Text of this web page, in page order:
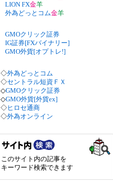
LION FX金羊
外為どっとコム金羊
GMOクリック証券
IG証券[FXバイナリー]
GMO外貨[オプトレ!]
◇外為どっとコム
◇セントラル短資ＦＸ
◇GMOクリック証券
◇GMO外貨[外貨ex]
◇ヒロセ通商
◇外為オンライン
このサイト内の記事を
キーワード検索できます